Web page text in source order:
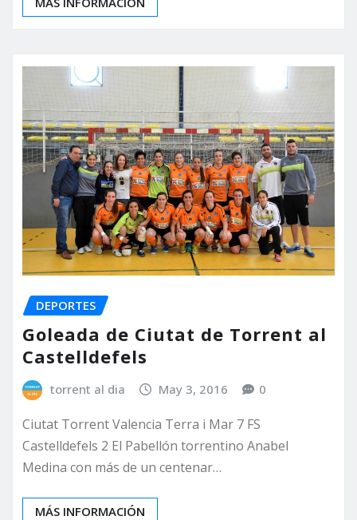
DEPORTES
Goleada de Ciutat de Torrent al
Castelldefels
torrent al dia May 3, 2016 0
Ciutat Torrent Valencia Terra i Mar 7 FS
Castelldefels 2 El Pabellón torrentino Anabel
Medina con más de un centenar…
MÁS INFORMACIÓN